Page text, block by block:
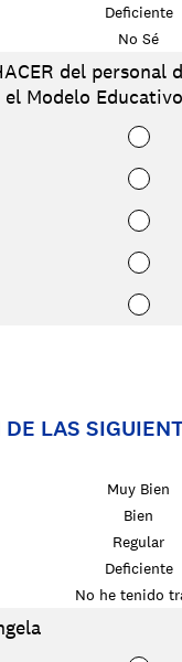
Deficiente
No Sé
del
Modelo
LAS
Muy Bien
Bien
Regular
Deficiente
No he tenido